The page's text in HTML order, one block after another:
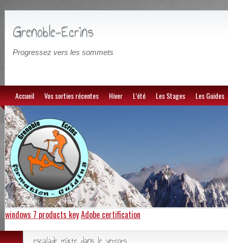
Grenoble-Ecrins
Progressez vers les sommets
Accueil Vos sorties récentes Hiver L’été Les Stages Les Guides
windows 7 products keyAdobe certification